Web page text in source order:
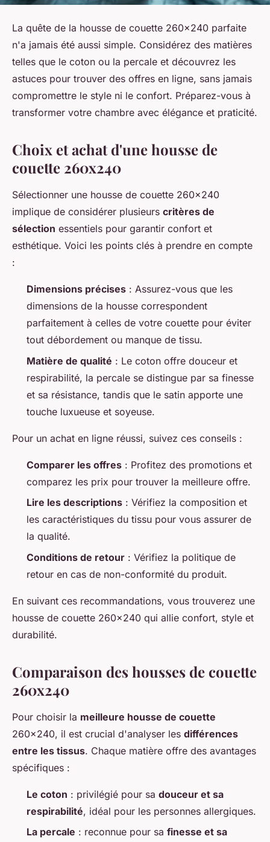
La quête de la housse de couette 260x240 parfaite
n'a jamais été aussi simple. Considérez des matières
telles que le coton ou la percale et découvrez les
astuces pour trouver des offres en ligne, sans jamais
compromettre le style ni le confort. Préparez-vous à
transformer votre chambre avec élégance et praticité.
Choix et achat d'une housse de
couette 260x240
Sélectionner une housse de couette 260x240
implique de considérer plusieurs critères de
sélection essentiels pour garantir confort et
esthétique. Voici les points clés à prendre en compte
:
Dimensions précises : Assurez-vous que les
dimensions de la housse correspondent
parfaitement à celles de votre couette pour éviter
tout débordement ou manque de tissu.
Matière de qualité : Le coton offre douceur et
respirabilité, la percale se distingue par sa finesse
et sa résistance, tandis que le satin apporte une
touche luxueuse et soyeuse.
Pour un achat en ligne réussi, suivez ces conseils :
Comparer les offres : Profitez des promotions et
comparez les prix pour trouver la meilleure offre.
Lire les descriptions : Vérifiez la composition et
les caractéristiques du tissu pour vous assurer de
la qualité.
Conditions de retour : Vérifiez la politique de
retour en cas de non-conformité du produit.
En suivant ces recommandations, vous trouverez une
housse de couette 260x240 qui allie confort, style et
durabilité.
Comparaison des housses de couette
260x240
Pour choisir la meilleure housse de couette
260x240, il est crucial d'analyser les différences
entre les tissus. Chaque matière offre des avantages
spécifiques :
Le coton : privilégié pour sa douceur et sa
respirabilité, idéal pour les personnes allergiques.
La percale : reconnue pour sa finesse et sa